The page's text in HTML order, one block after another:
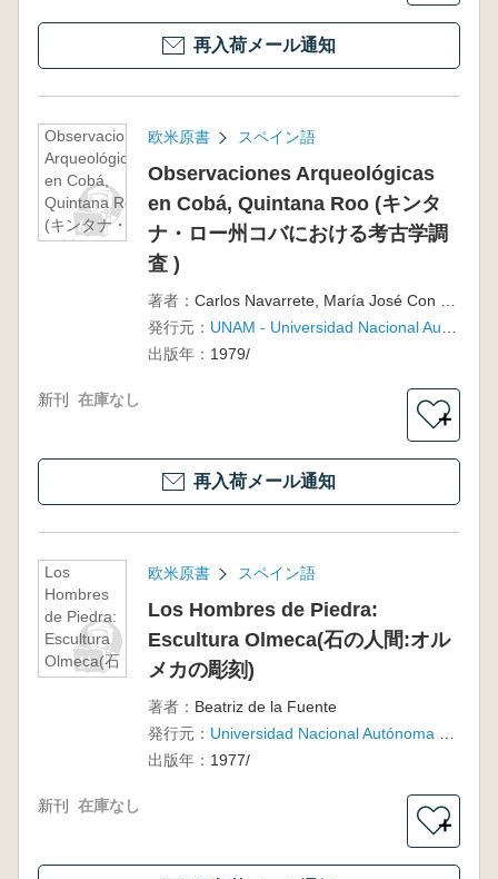
再入荷メール通知
Observaciones
Arqueológicas
en Cobá,
Quintana Roo
(キンタナ・ロ
ー州コバにお
欧米原書 スペイン語
Observaciones Arqueológicas
en Cobá, Quintana Roo (キンタ
ナ・ロー州コバにおける考古学調
査 )
著者：
発行元：
出版年： 1979/
新刊 在庫なし
＋
再入荷メール通知
Los
Hombres
de Piedra:
Escultura
Olmeca(石
の人間:オ
欧米原書 スペイン語
Los Hombres de Piedra:
Escultura Olmeca(石の人間:オル
メカの彫刻)
著者： Beatriz de la Fuente
発行元：
出版年： 1977/
新刊 在庫なし
＋